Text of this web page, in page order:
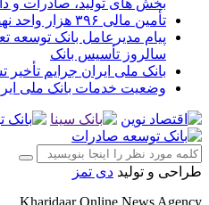
بخش های تولید، صادرات و
تأمین مالی ۳۹۶ هزار واحد نهضت ملی توسط بانک مسکن
سالروز تأسیس بانک
بانک ملی ایران جرایم تأخیر
وضعیت خدمات بانک ملی
طراحی و تولید دی تمز